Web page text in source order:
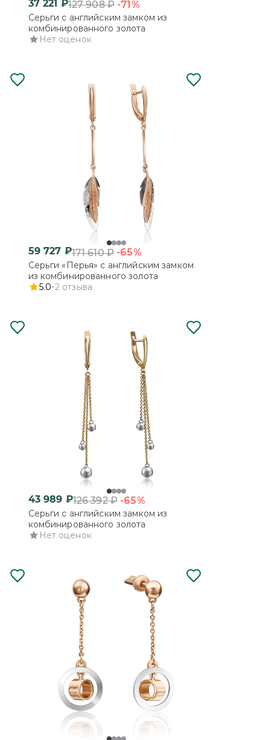
37 221 ₽127 908₽ -71%
Серьги с английским замком из
комбинированного золота
Нет оценок
59 727 ₽171 610₽ -65%
Серьги «Перья» с английским замком
из комбинированного золота
5.0 2 отзыва
43 989 ₽126 392₽ -65%
Серьги с английским замком из
комбинированного золота
Нет оценок